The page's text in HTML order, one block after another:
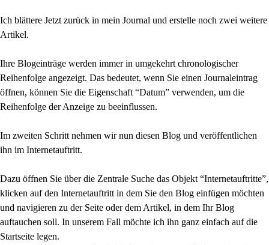
Ich blättere Jetzt zurück in mein Journal und erstelle noch zwei weitere
Artikel.
Ihre Blogeinträge werden immer in umgekehrt chronologischer
Reihenfolge angezeigt. Das bedeutet, wenn Sie einen Journaleintrag
öffnen, können Sie die Eigenschaft “Datum” verwenden, um die
Reihenfolge der Anzeige zu beeinflussen.
Im zweiten Schritt nehmen wir nun diesen Blog und veröffentlichen
ihn im Internetauftritt.
Dazu öffnen Sie über die Zentrale Suche das Objekt “Internetauftritte”,
klicken auf den Internetauftritt in dem Sie den Blog einfügen möchten
und navigieren zu der Seite oder dem Artikel, in dem Ihr Blog
auftauchen soll. In unserem Fall möchte ich ihn ganz einfach auf die
Startseite legen.